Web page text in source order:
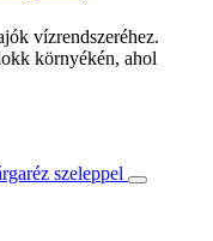
vízrendszeréhez.
környékén, ahol